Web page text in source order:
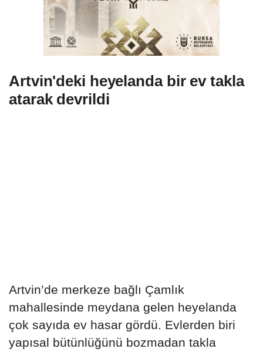
Artvin'deki heyelanda bir ev takla
atarak devrildi
Artvin’de merkeze bağlı Çamlık
mahallesinde meydana gelen heyelanda
çok sayıda ev hasar gördü. Evlerden biri
yapısal bütünlüğünü bozmadan takla